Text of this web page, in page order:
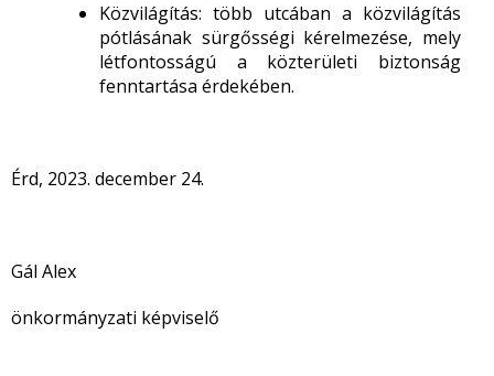
Közvilágítás: több utcában a közvilágítás
pótlásának sürgősségi kérelmezése, mely
létfontosságú a közterületi biztonság
fenntartása érdekében.
Érd, 2023. december 24.
Gál Alex
önkormányzati képviselő